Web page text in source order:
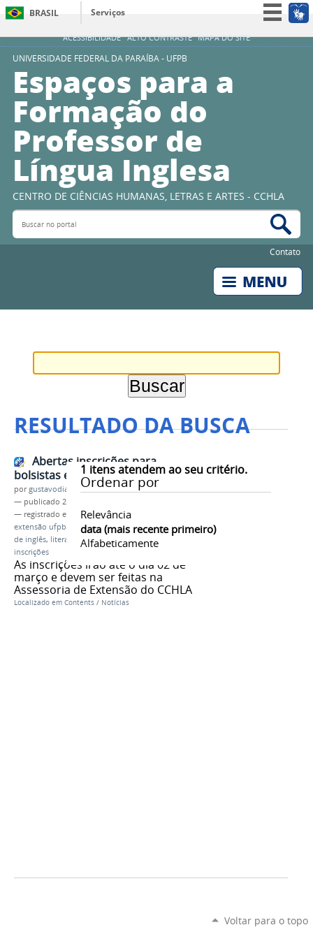
ACESSIBILIDADE ALTO CONTRASTE MAPA DO SITE
BRASIL
Serviços
Simplifique!
Acesso à informação
UNIVERSIDADE FEDERAL DA PARAÍBA - UFPB
Espaços para a
Formação do
Professor de
Língua Inglesa
CENTRO DE CIÊNCIAS HUMANAS, LETRAS E ARTES - CCHLA
Buscar no portal
Contato
RESULTADO DA BUSCA
1 itens atendem ao seu critério.
Ordenar por
Relevância
data (mais recente primeiro)
Alfabeticamente
Abertas inscrições para
bolsistas e voluntários do EFOPLI
porgustavodias
— publicado 27/02/2018
— registrado em:
EFOPLI,alunos de letras
extensão ufpb
bolsista de extensão,professores
de inglês, literatura, literatura em sala de aula
inscrições
As inscrições irão até o dia 02 de
março e devem ser feitas na
Assessoria de Extensão do CCHLA
Localizado em Contents / Notícias
Voltar para o topo